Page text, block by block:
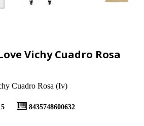
Vichy Cuadro Rosa
Cuadro Rosa (Iv)
8435748600632